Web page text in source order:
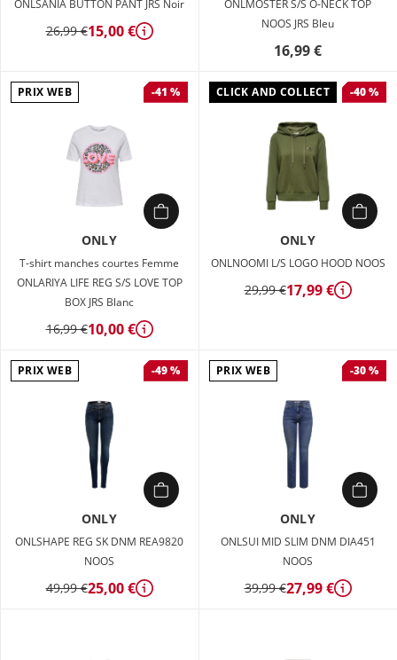
ONLSANIA BUTTON PANT JRS Noir
26,99 €15,00 € Détails
ONLMOSTER S/S O-NECK TOP
NOOS JRS Bleu
16,99 €
PRIX WEB -41 %
ONLY
T-shirt manches courtes Femme
ONLARIYA LIFE REG S/S LOVE TOP
BOX JRS Blanc
16,99 €10,00 € Détails
CLICK AND COLLECT -40 %
ONLY
ONLNOOMI L/S LOGO HOOD NOOS
29,99 €17,99 € Détails
PRIX WEB -49 %
ONLY
ONLSHAPE REG SK DNM REA9820
NOOS
49,99 €25,00 € Détails
PRIX WEB -30 %
ONLY
ONLSUI MID SLIM DNM DIA451
NOOS
39,99 €27,99 € Détails